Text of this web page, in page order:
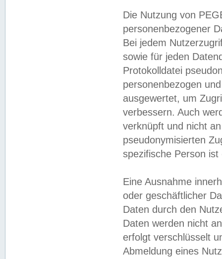
Die Nutzung von
personenbezogener
Bei jedem
sowie für jeden
Protokolldatei
personenbezogen
ausgewertet, um
verbessern. Auch
verknüpft und nicht
pseudonymisierten
spezifische Person
Eine Ausnahme
oder geschäftlicher
Daten durch den
Daten werden nicht
erfolgt verschlüsselt
Abmeldung eines